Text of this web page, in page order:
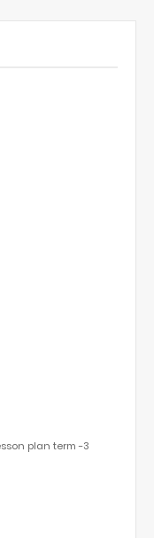
plan term -3